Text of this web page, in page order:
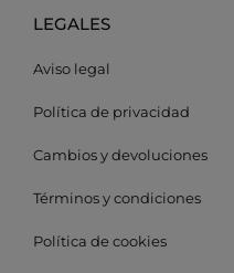
LEGALES
Aviso legal
Política de privacidad
Cambios y devoluciones
Términos y condiciones
Política de cookies